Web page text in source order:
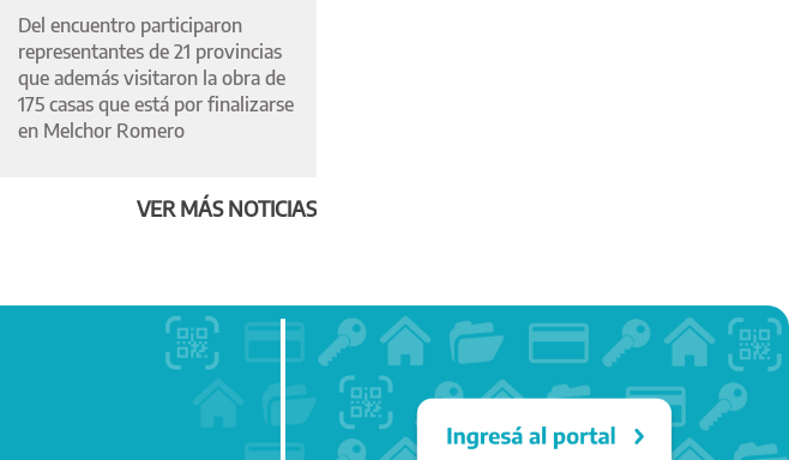
Del encuentro participaron
representantes de 21 provincias
que además visitaron la obra de
175 casas que está por finalizarse
en Melchor Romero
VER MÁS NOTICIAS